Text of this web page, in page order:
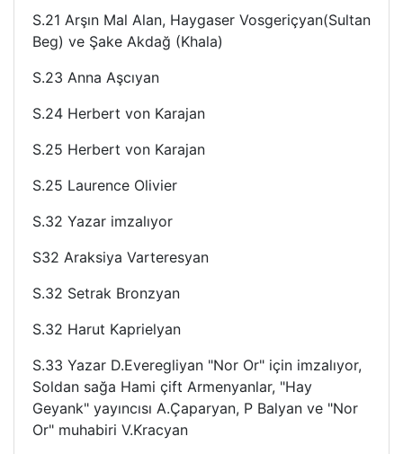
S.21 Arşın Mal Alan, Haygaser Vosgeriçyan(Sultan
Beg) ve Şake Akdağ (Khala)
S.23 Anna Aşcıyan
S.24 Herbert von Karajan
S.25 Herbert von Karajan
S.25 Laurence Olivier
S.32 Yazar imzalıyor
S32 Araksiya Varteresyan
S.32 Setrak Bronzyan
S.32 Harut Kaprielyan
S.33 Yazar D.Everegliyan "Nor Or" için imzalıyor,
Soldan sağa Hami çift Armenyanlar, "Hay
Geyank" yayıncısı A.Çaparyan, P Balyan ve "Nor
Or" muhabiri V.Kracyan